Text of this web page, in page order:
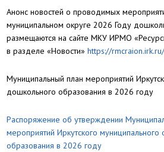
Анонс новостей о проводимых
муниципальном округе 2026 Году
размещаются на сайте МКУ ИРМО
в разделе «Новости»https://
Муниципальный план мероприятий
дошкольного образования в 2026 году
Распоряжение об утверждении
мероприятий Иркутского
образования в 2026 году